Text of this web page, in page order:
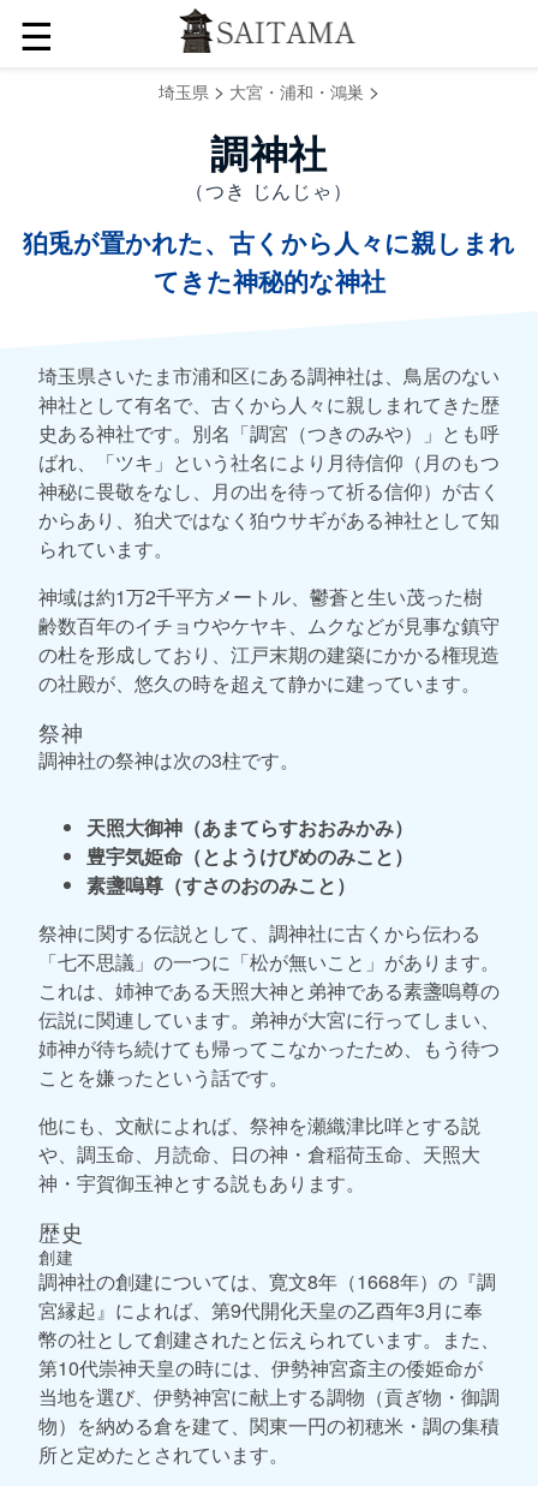
☰
埼玉県 > 大宮・浦和・鴻巣 >
調神社
（つき じんじゃ）
狛兎が置かれた、古くから人々に親しまれ
てきた神秘的な神社
埼玉県さいたま市浦和区にある調神社は、鳥居のない
神社として有名で、古くから人々に親しまれてきた歴
史ある神社です。別名「調宮（つきのみや）」とも呼
ばれ、「ツキ」という社名により月待信仰（月のもつ
神秘に畏敬をなし、月の出を待って祈る信仰）が古く
からあり、狛犬ではなく狛ウサギがある神社として知
られています。
神域は約1万2千平方メートル、鬱蒼と生い茂った樹
齢数百年のイチョウやケヤキ、ムクなどが見事な鎮守
の杜を形成しており、江戸末期の建築にかかる権現造
の社殿が、悠久の時を超えて静かに建っています。
祭神
調神社の祭神は次の3柱です。
天照大御神（あまてらすおおみかみ）
豊宇気姫命（とようけびめのみこと）
素盞嗚尊（すさのおのみこと）
祭神に関する伝説として、調神社に古くから伝わる
「七不思議」の一つに「松が無いこと」があります。
これは、姉神である天照大神と弟神である素盞嗚尊の
伝説に関連しています。弟神が大宮に行ってしまい、
姉神が待ち続けても帰ってこなかったため、もう待つ
ことを嫌ったという話です。
他にも、文献によれば、祭神を瀬織津比咩とする説
や、調玉命、月読命、日の神・倉稲荷玉命、天照大
神・宇賀御玉神とする説もあります。
歴史
創建
調神社の創建については、寛文8年（1668年）の『調
宮縁起』によれば、第9代開化天皇の乙酉年3月に奉
幣の社として創建されたと伝えられています。また、
第10代崇神天皇の時には、伊勢神宮斎主の倭姫命が
当地を選び、伊勢神宮に献上する調物（貢ぎ物・御調
物）を納める倉を建て、関東一円の初穂米・調の集積
所と定めたとされています。